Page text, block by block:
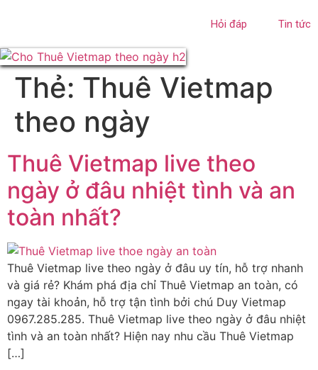
Hỏi đáp Tin tức
Thẻ: Thuê Vietmap
theo ngày
Thuê Vietmap live theo
ngày ở đâu nhiệt tình và an
toàn nhất?
Thuê Vietmap live theo ngày ở đâu uy tín, hỗ trợ nhanh
và giá rẻ? Khám phá địa chỉ Thuê Vietmap an toàn, có
ngay tài khoản, hỗ trợ tận tình bởi chú Duy Vietmap
0967.285.285. Thuê Vietmap live theo ngày ở đâu nhiệt
tình và an toàn nhất? Hiện nay nhu cầu Thuê Vietmap
[…]